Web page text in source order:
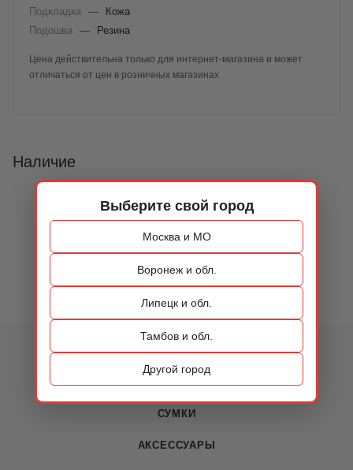
Выберите свой город
Москва и МО
Воронеж и обл.
Липецк и обл.
Тамбов и обл.
Другой город
Подкладка
—
Кожа
Подошва
— Резина
Цена действительна только для интернет-магазина и может
отличаться от цен в розничных магазинах
Наличие
КАТАЛОГ
ОБУВЬ
СУМКИ
АКСЕССУАРЫ